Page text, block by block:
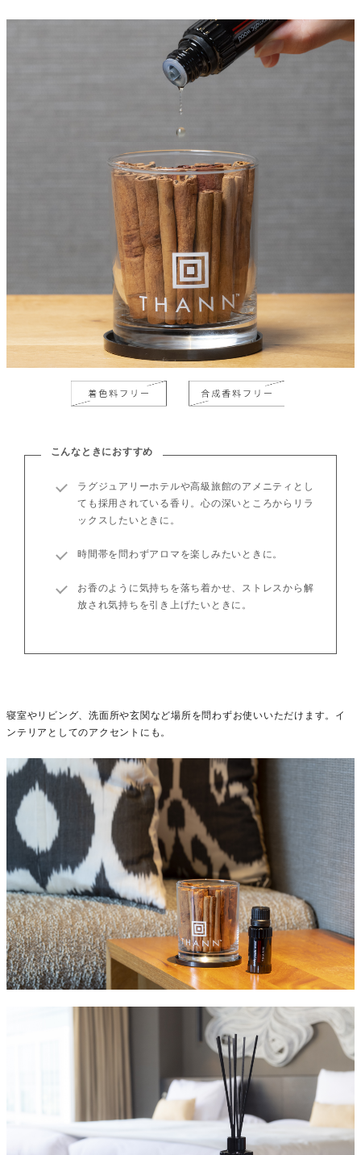
こんなときにおすすめ
ラグジュアリーホテルや高級旅館のアメニティとし
ても採用されている香り。心の深いところからリラ
ックスしたいときに。
時間帯を問わずアロマを楽しみたいときに。
お香のように気持ちを落ち着かせ、ストレスから解
放され気持ちを引き上げたいときに。
寝室やリビング、洗面所や玄関など場所を問わずお使いいただけます。イ
ンテリアとしてのアクセントにも。